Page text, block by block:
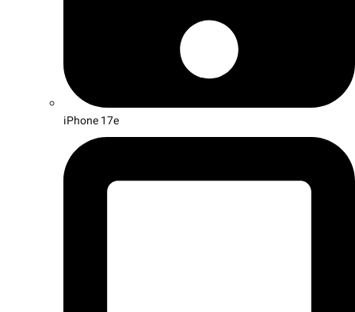
iPhone 17e